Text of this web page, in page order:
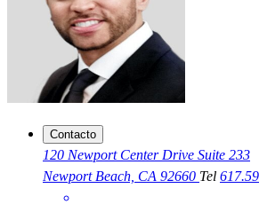
Contacto
120 Newport Center Drive Suite 233
Newport Beach, CA 92660 Tel